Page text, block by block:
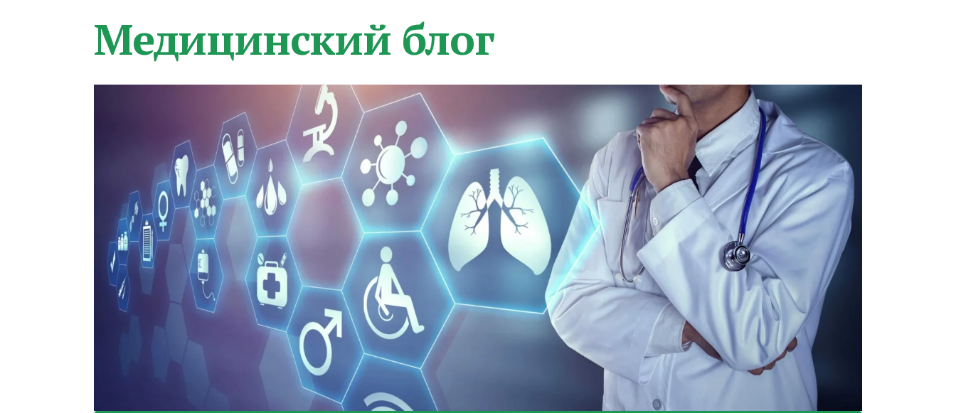
Медицинский блог